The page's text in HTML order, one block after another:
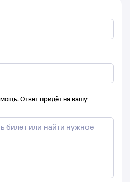
Ответ придёт на вашу